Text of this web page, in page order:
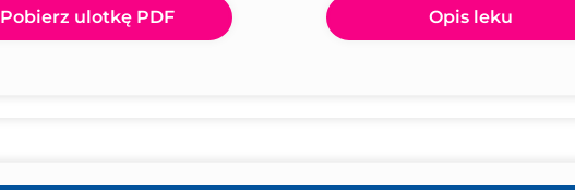
Pobierz ulotkę PDF Opis leku